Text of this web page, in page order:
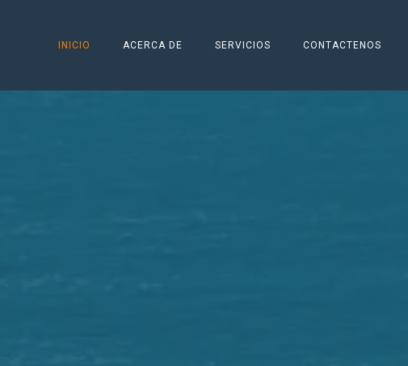
INICIO ACERCA DE SERVICIOS CONTACTENOS